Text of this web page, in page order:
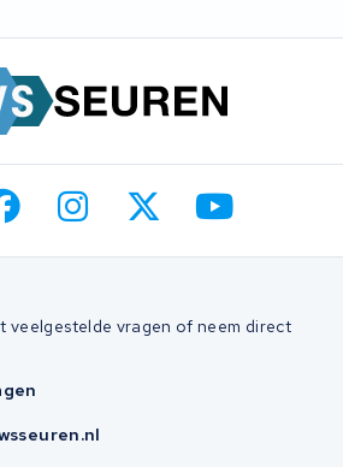
veelgestelde vragen of neem direct